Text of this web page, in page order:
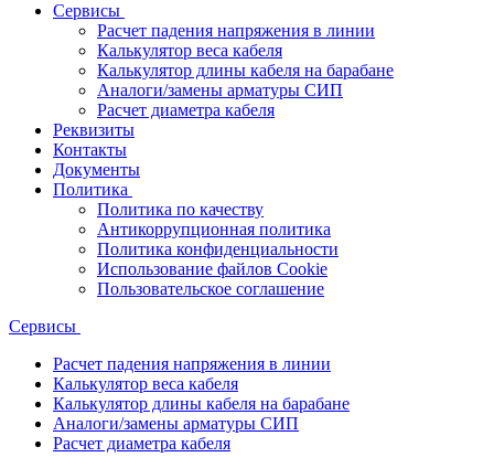
Сервисы
Расчет падения напряжения в линии
Калькулятор веса кабеля
Калькулятор длины кабеля на барабане
Аналоги/замены арматуры СИП
Расчет диаметра кабеля
Реквизиты
Контакты
Документы
Политика
Политика по качеству
Антикоррупционная политика
Политика конфиденциальности
Использование файлов Cookie
Пользовательское соглашение
Сервисы
Расчет падения напряжения в линии
Калькулятор веса кабеля
Калькулятор длины кабеля на барабане
Аналоги/замены арматуры СИП
Расчет диаметра кабеля